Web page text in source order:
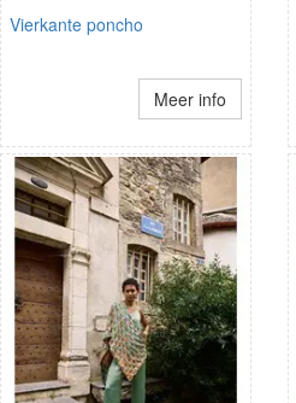
Vierkante poncho
Meer info